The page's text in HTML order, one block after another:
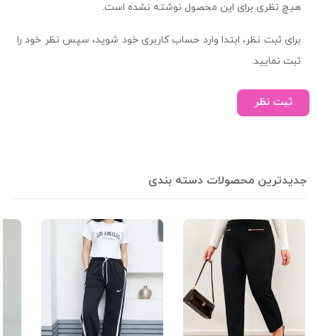
هیچ نظری برای این محصول نوشته نشده است.
برای ثبت نظر، ابتدا وارد حساب کاربری خود شوید، سپس نظر خود را
ثبت نمایید.
ثبت نظر
جدیدترین محصولات دسته بندی